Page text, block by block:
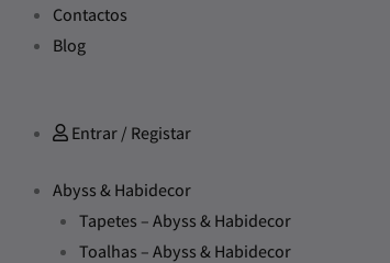
Contactos
Blog
Entrar / Registar
Abyss & Habidecor
Tapetes – Abyss & Habidecor
Toalhas – Abyss & Habidecor